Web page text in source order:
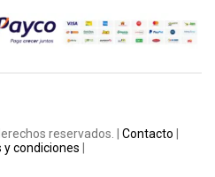
reservados. | Contacto
y condiciones